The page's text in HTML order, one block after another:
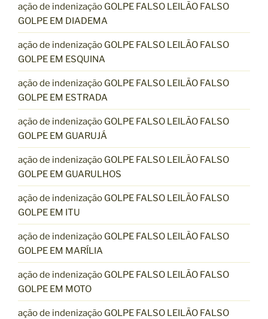
ação de indenização GOLPE FALSO LEILÃO FALSO
GOLPE EM DIADEMA
ação de indenização GOLPE FALSO LEILÃO FALSO
GOLPE EM ESQUINA
ação de indenização GOLPE FALSO LEILÃO FALSO
GOLPE EM ESTRADA
ação de indenização GOLPE FALSO LEILÃO FALSO
GOLPE EM GUARUJÁ
ação de indenização GOLPE FALSO LEILÃO FALSO
GOLPE EM GUARULHOS
ação de indenização GOLPE FALSO LEILÃO FALSO
GOLPE EM ITU
ação de indenização GOLPE FALSO LEILÃO FALSO
GOLPE EM MARÍLIA
ação de indenização GOLPE FALSO LEILÃO FALSO
GOLPE EM MOTO
ação de indenização GOLPE FALSO LEILÃO FALSO